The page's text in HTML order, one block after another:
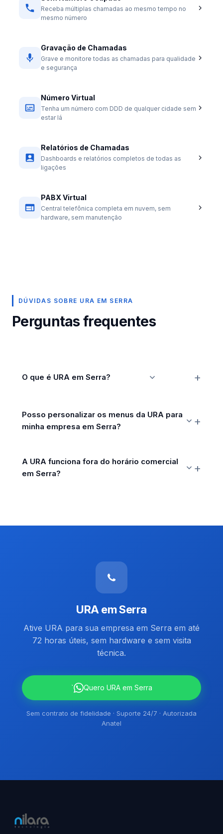
Receba múltiplas chamadas ao mesmo tempo no
mesmo número
Gravação de Chamadas
Grave e monitore todas as chamadas para qualidade
e segurança
Número Virtual
Tenha um número com DDD de qualquer cidade sem
estar lá
Relatórios de Chamadas
Dashboards e relatórios completos de todas as
ligações
PABX Virtual
Central telefônica completa em nuvem, sem
hardware, sem manutenção
DÚVIDAS SOBRE URA EM SERRA
Perguntas frequentes
O que é URA em Serra?
Posso personalizar os menus da URA para
minha empresa em Serra?
A URA funciona fora do horário comercial
em Serra?
URA em Serra
Ative URA para sua empresa em Serra em até
72 horas úteis, sem hardware e sem visita
técnica.
` Quero URA em Serra
Sem contrato de fidelidade · Suporte 24/7 · Autorizada
Anatel